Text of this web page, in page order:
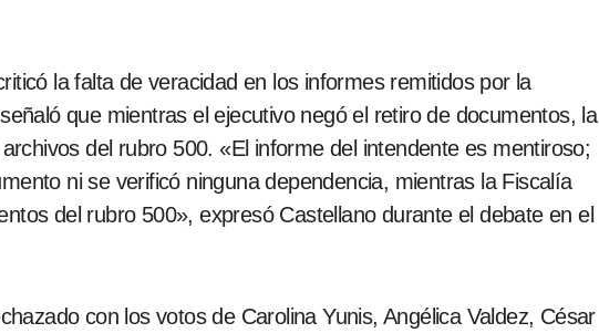
la falta de veracidad en los informes remitidos por la
que mientras el ejecutivo negó el retiro de documentos, la
del rubro 500. «El informe del intendente es mentiroso;
ni se verificó ninguna dependencia, mientras la Fiscalía
del rubro 500», expresó Castellano durante el debate en el
con los votos de Carolina Yunis, Angélica Valdez, César